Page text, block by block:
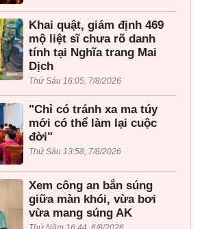
Khai quật, giám định 469
mộ liệt sĩ chưa rõ danh
tính tại Nghĩa trang Mai
Dịch
Thứ Sáu 16:05, 7/8/2026
"Chỉ có tránh xa ma túy
mới có thể làm lại cuộc
đời"
Thứ Sáu 13:58, 7/8/2026
Xem công an bắn súng
giữa màn khói, vừa bơi
vừa mang súng AK